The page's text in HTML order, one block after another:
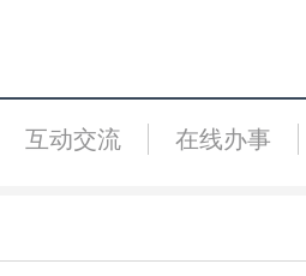
互动交流 在线办事